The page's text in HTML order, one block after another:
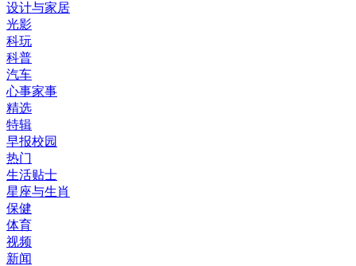
设计与家居
光影
科玩
科普
汽车
心事家事
精选
特辑
早报校园
热门
生活贴士
星座与生肖
保健
体育
视频
新闻